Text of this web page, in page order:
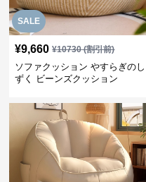
SALE
¥9,660 ¥10730(割引前)
ソファクッション やすらぎのし
ずく ビーンズクッション